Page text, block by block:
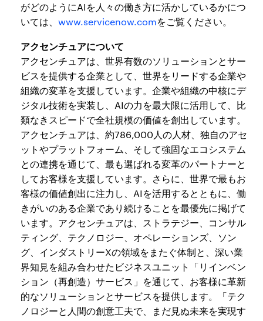
がどのようにAIを人々の働き方に活かしているかにつ
いては、 www.servicenow.comをご覧ください。
アクセンチュアについて
アクセンチュアは、世界有数のソリューションとサー
ビスを提供する企業として、世界をリードする企業や
組織の変革を支援しています。企業や組織の中核にデ
ジタル技術を実装し、AIの力を最大限に活用して、比
類なきスピードで全社規模の価値を創出しています。
アクセンチュアは、約786,000人の人材、独自のアセ
ットやプラットフォーム、そして強固なエコシステム
との連携を通じて、最も選ばれる変革のパートナーと
してお客様を支援しています。さらに、世界で最もお
客様の価値創出に注力し、AIを活用するとともに、働
きがいのある企業であり続けることを最優先に掲げて
います。アクセンチュアは、ストラテジー、コンサル
ティング、テクノロジー、オペレーションズ、ソン
グ、インダストリーXの領域をまたぐ体制と、深い業
界知見を組み合わせたビジネスユニット「リインベン
ション（再創造）サービス」を通じて、お客様に革新
的なソリューションとサービスを提供します。「テク
ノロジーと人間の創意工夫で、まだ見ぬ未来を実現す